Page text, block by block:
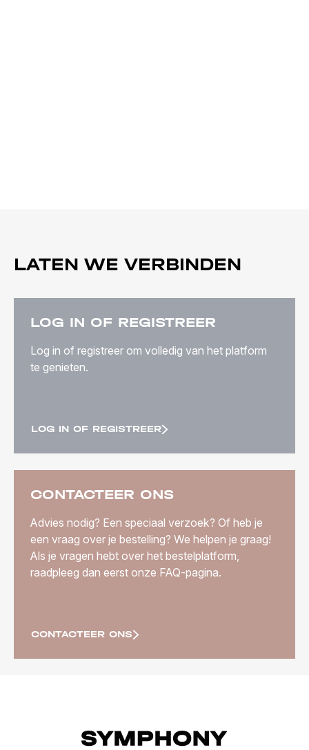
LATEN WE VERBINDEN
LOG IN OF REGISTREER
Log in of registreer om volledig van het platform
te genieten.
LOG IN OF REGISTREER
CONTACTEER ONS
Advies nodig? Een speciaal verzoek? Of heb je
een vraag over je bestelling? We helpen je graag!
Als je vragen hebt over het bestelplatform,
raadpleeg dan eerst onze FAQ-pagina.
CONTACTEER ONS